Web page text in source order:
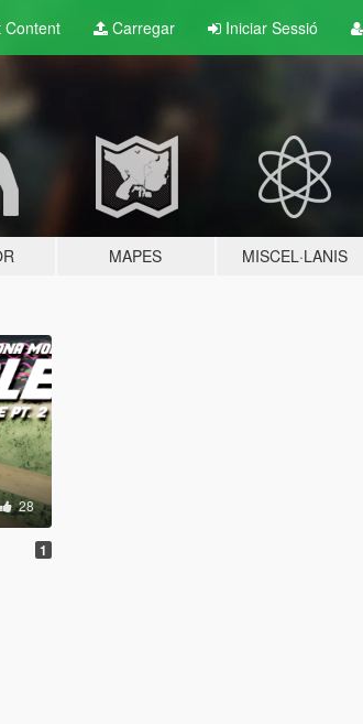
Content Carregar Iniciar Sessió
MAPES MISCEL·LANIS
28
1